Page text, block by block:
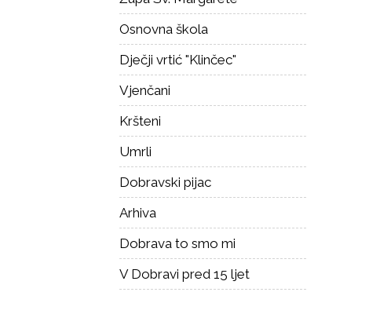
Osnovna škola
Dječji vrtić "Klinčec"
Vjenčani
Kršteni
Umrli
Dobravski pijac
Arhiva
Dobrava to smo mi
V Dobravi pred 15 ljet